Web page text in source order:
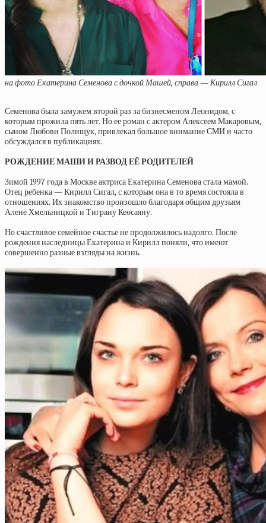
на фото Екатерина Семенова с дочкой Машей, справа — Кирилл Сигал
Семенова была замужем второй раз за бизнесменом Леонидом, с
которым прожила пять лет. Но ее роман с актером Алексеем Макаровым,
сыном Любови Полищук, привлекал большое внимание СМИ и часто
обсуждался в публикациях.
РОЖДЕНИЕ МАШИ И РАЗВОД ЕЁ РОДИТЕЛЕЙ
Зимой 1997 года в Москве актриса Екатерина Семенова стала мамой.
Отец ребенка — Кирилл Сигал, с которым она в то время состояла в
отношениях. Их знакомство произошло благодаря общим друзьям
Алене Хмельницкой и Тиграну Кеосаяну.
Но счастливое семейное счастье не продолжилось надолго. После
рождения наследницы Екатерина и Кирилл поняли, что имеют
совершенно разные взгляды на жизнь.